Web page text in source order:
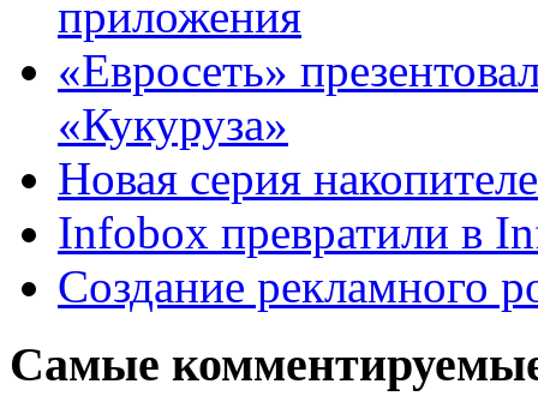
приложения
«Евросеть»
«Кукуруза»
Новая серия
Infobox превратили в
Создание рекламного
Самые